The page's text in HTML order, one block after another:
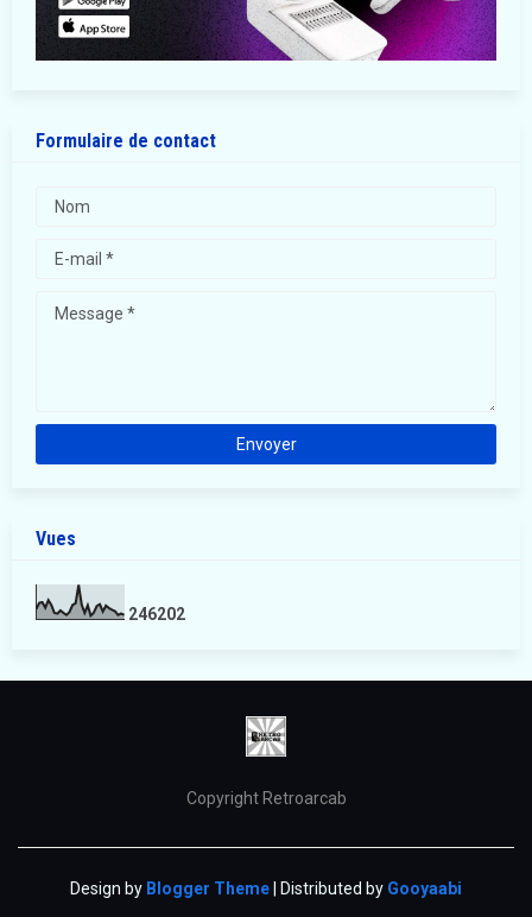
Formulaire de contact
Vues
246202
Copyright Retroarcab
Design by Blogger Theme | Distributed by Gooyaabi